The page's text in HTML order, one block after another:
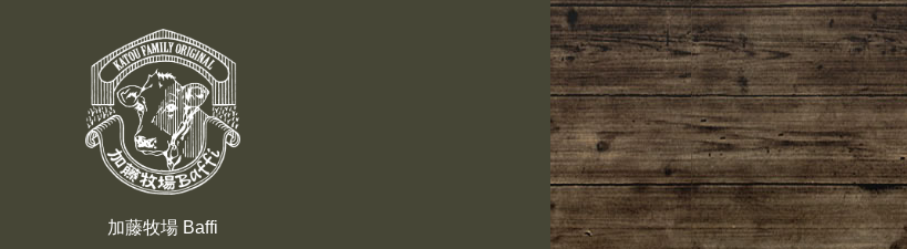
加藤牧場 Baffi